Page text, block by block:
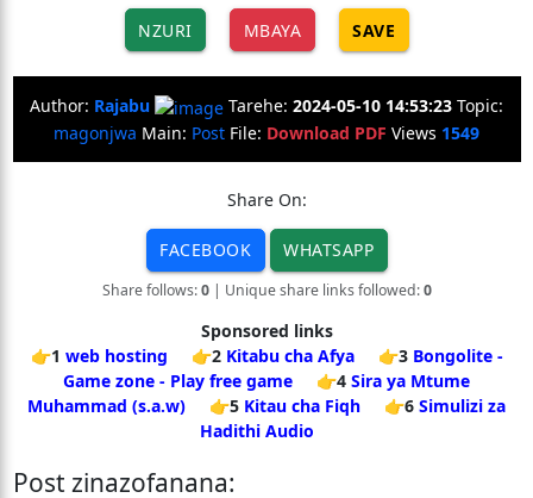
NZURI MBAYA SAVE
Author: Rajabu Tarehe: 2024-05-10 14:53:23 Topic:
magonjwa Main: Post File: Download PDF Views 1549
Share On:
FACEBOOK WHATSAPP
Share follows:0| Unique share links followed:0
Sponsored links
👉1 web hosting 👉2 Kitabu cha Afya 👉3 Bongolite -
Game zone - Play free game
👉4 Sira ya Mtume
Muhammad (s.a.w)
👉5 Kitau cha Fiqh 👉6 Simulizi za
Hadithi Audio
Post zinazofanana: